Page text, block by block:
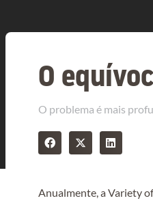
O
O problema é mais
Anualmente, a Variety